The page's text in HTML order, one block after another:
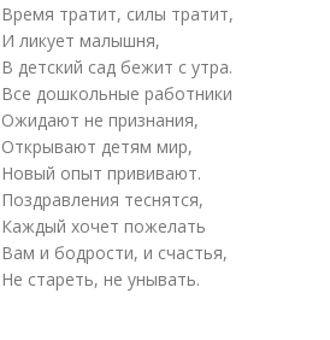
Время тратит, силы тратит,
И ликует малышня,
В детский сад бежит с утра.
Все дошкольные работники
Ожидают не признания,
Открывают детям мир,
Новый опыт прививают.
Поздравления теснятся,
Каждый хочет пожелать
Вам и бодрости, и счастья,
Не стареть, не унывать.